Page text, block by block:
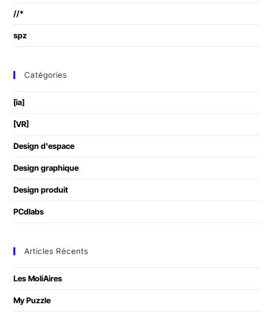
//*
spz
Catégories
[ia]
[VR]
Design d'espace
Design graphique
Design produit
PCdlabs
Articles Récents
Les MoliAires
My Puzzle